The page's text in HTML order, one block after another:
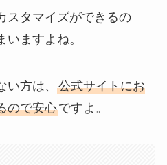
スタマイズができるの
ますよね。
方は、 公式サイトにお
ので安心ですよ。